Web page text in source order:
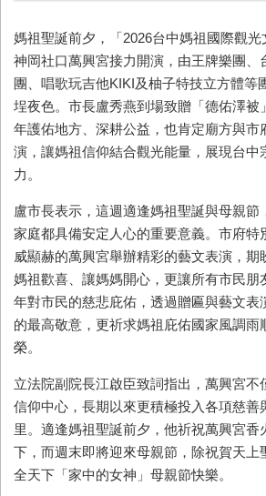
媽祖聖誕前夕，「2026台中媽祖國際觀
神岡社口萬興宮接力開演，由王牌樂團、
團、唱歌玩吉他KIKI及柚子特技立方體等
埕夜色。市長盧秀燕到場致贈「德佑澤被
年護佑地方、深耕公益，也肯定廟方與市
演，讓媽祖信仰結合觀光能量，展現台中
力。
盧市長表示，這週適逢媽祖聖誕與母親節
家庭都具備安定人心的重要意義。市府特
威顯赫的萬興宮舉辦精彩的藝文表演，期
媽祖歡喜、讓媽媽開心，更讓所有市民朋
年對市民的慈悲庇佑，透過贈匾與藝文表
的最高敬意，更祈求媽祖庇佑國家風調雨
榮。
立法院副院長江啟臣致詞指出，萬興宮不
信仰中心，長期以來更積極投入各項慈善
里。適逢媽祖聖誕前夕，他祈祝萬興宮香
下，而週末即將迎來母親節，除祝賀天上
全天下「家中的女神」母親節快樂。